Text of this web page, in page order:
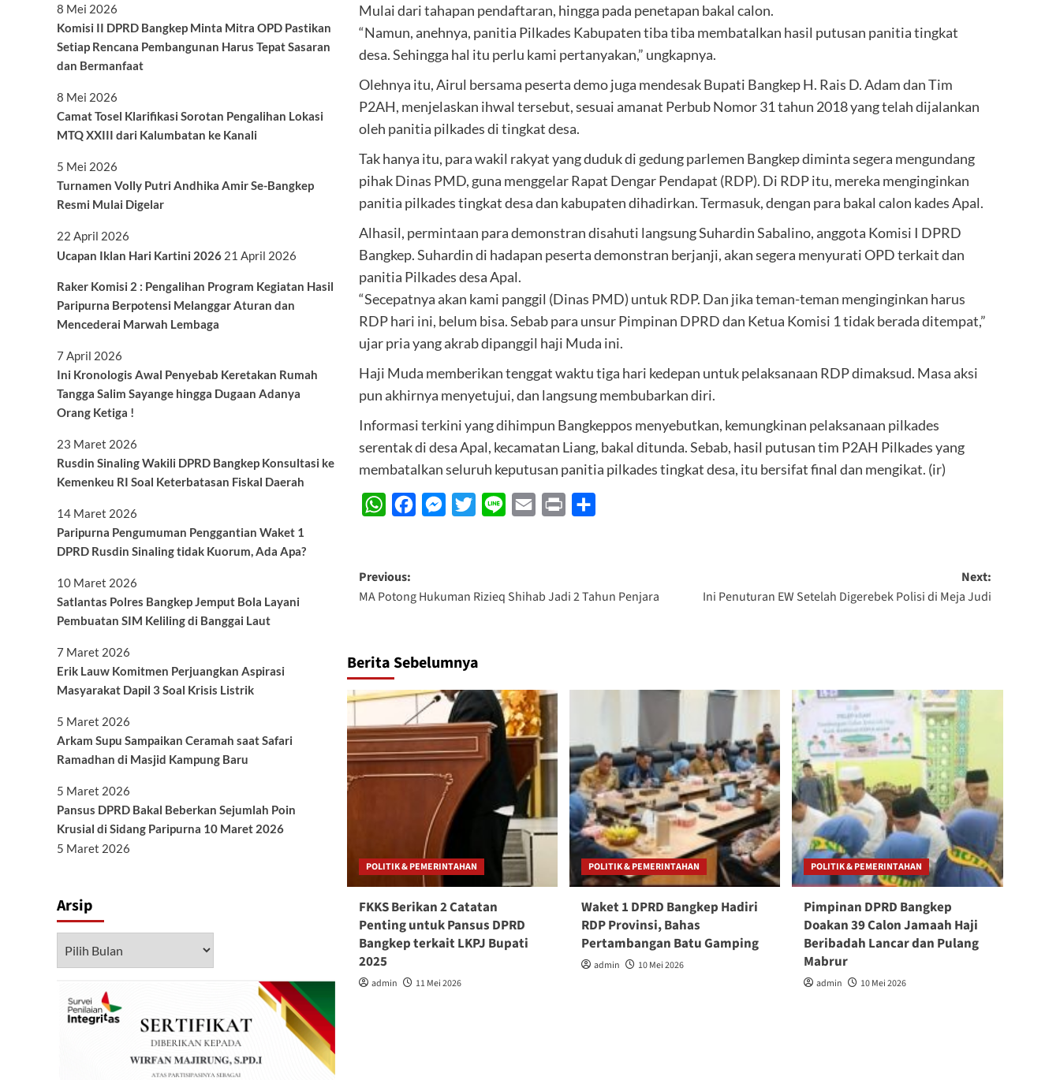
Mulai dari tahapan pendaftaran, hingga pada penetapan bakal calon.
“Namun, anehnya, panitia Pilkades Kabupaten tiba tiba membatalkan hasil putusan panitia tingkat
desa. Sehingga hal itu perlu kami pertanyakan,” ungkapnya.
Olehnya itu, Airul bersama peserta demo juga mendesak Bupati Bangkep H. Rais D. Adam dan Tim
P2AH, menjelaskan ihwal tersebut, sesuai amanat Perbub Nomor 31 tahun 2018 yang telah dijalankan
oleh panitia pilkades di tingkat desa.
Tak hanya itu, para wakil rakyat yang duduk di gedung parlemen Bangkep diminta segera mengundang
pihak Dinas PMD, guna menggelar Rapat Dengar Pendapat (RDP). Di RDP itu, mereka menginginkan
panitia pilkades tingkat desa dan kabupaten dihadirkan. Termasuk, dengan para bakal calon kades Apal.
Alhasil, permintaan para demonstran disahuti langsung Suhardin Sabalino, anggota Komisi I DPRD
Bangkep. Suhardin di hadapan peserta demonstran berjanji, akan segera menyurati OPD terkait dan
panitia Pilkades desa Apal.
“Secepatnya akan kami panggil (Dinas PMD) untuk RDP. Dan jika teman-teman menginginkan harus
RDP hari ini, belum bisa. Sebab para unsur Pimpinan DPRD dan Ketua Komisi 1 tidak berada ditempat,”
ujar pria yang akrab dipanggil haji Muda ini.
Haji Muda memberikan tenggat waktu tiga hari kedepan untuk pelaksanaan RDP dimaksud. Masa aksi
pun akhirnya menyetujui, dan langsung membubarkan diri.
Informasi terkini yang dihimpun Bangkeppos menyebutkan, kemungkinan pelaksanaan pilkades
serentak di desa Apal, kecamatan Liang, bakal ditunda. Sebab, hasil putusan tim P2AH Pilkades yang
membatalkan seluruh keputusan panitia pilkades tingkat desa, itu bersifat final dan mengikat. (ir)
WhatsAppFacebookMessenger
Twitter Line Email Print
Post
navigation
Previous:
MA Potong Hukuman Rizieq Shihab Jadi 2 Tahun Penjara
Next:
Ini Penuturan EW Setelah Digerebek Polisi di Meja Judi
Berita Sebelumnya
POLITIK & PEMERINTAHAN
FKKS Berikan 2 Catatan
Penting untuk Pansus DPRD
Bangkep terkait LKPJ Bupati
2025
admin 11 Mei 2026
POLITIK & PEMERINTAHAN
Waket 1 DPRD Bangkep Hadiri
RDP Provinsi, Bahas
Pertambangan Batu Gamping
admin 10 Mei 2026
POLITIK & PEMERINTAHAN
Pimpinan DPRD Bangkep
Doakan 39 Calon Jamaah Haji
Beribadah Lancar dan Pulang
Mabrur
admin 10 Mei 2026
8 Mei 2026
Komisi II DPRD Bangkep Minta Mitra OPD Pastikan
Setiap Rencana Pembangunan Harus Tepat Sasaran
dan Bermanfaat
8 Mei 2026
Camat Tosel Klarifikasi Sorotan Pengalihan Lokasi
MTQ XXIII dari Kalumbatan ke Kanali
5 Mei 2026
Turnamen Volly Putri Andhika Amir Se-Bangkep
Resmi Mulai Digelar
22 April 2026
Ucapan Iklan Hari Kartini 2026 21 April 2026
Raker Komisi 2 : Pengalihan Program Kegiatan Hasil
Paripurna Berpotensi Melanggar Aturan dan
Mencederai Marwah Lembaga
7 April 2026
Ini Kronologis Awal Penyebab Keretakan Rumah
Tangga Salim Sayange hingga Dugaan Adanya
Orang Ketiga !
23 Maret 2026
Rusdin Sinaling Wakili DPRD Bangkep Konsultasi ke
Kemenkeu RI Soal Keterbatasan Fiskal Daerah
14 Maret 2026
Paripurna Pengumuman Penggantian Waket 1
DPRD Rusdin Sinaling tidak Kuorum, Ada Apa?
10 Maret 2026
Satlantas Polres Bangkep Jemput Bola Layani
Pembuatan SIM Keliling di Banggai Laut
7 Maret 2026
Erik Lauw Komitmen Perjuangkan Aspirasi
Masyarakat Dapil 3 Soal Krisis Listrik
5 Maret 2026
Arkam Supu Sampaikan Ceramah saat Safari
Ramadhan di Masjid Kampung Baru
5 Maret 2026
Pansus DPRD Bakal Beberkan Sejumlah Poin
Krusial di Sidang Paripurna 10 Maret 2026
5 Maret 2026
Arsip